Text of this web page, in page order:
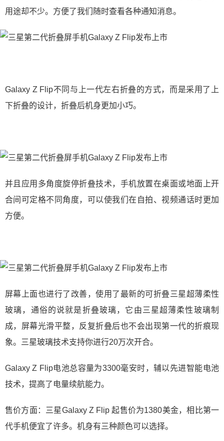
用途却不少。方便了我们随时查看各种通知消息。
Galaxy Z Flip不同与上一代左右折叠的方式，而是采用了上
下折叠的设计，折叠后机身更加小巧。
并且应用多角度旋停折叠技术，手机放置在桌面或地面上开
合间可定格不同角度，可以使我们在自拍、视频通话时更加
方便。
屏幕上面也进行了改善，使用了最新的可折叠三星超薄柔性
玻璃，通俗的说就是折叠玻璃，它由三星超薄柔性玻璃制
成，屏幕光滑平整，反复折叠后也不会出现第一代的折痕现
象。三星玻璃技术支持你进行20万次开合。
Galaxy Z Flip电池总容量为3300毫安时，辅以先进智能电池
技术，提高了电量续航能力。
售价方面：三星Galaxy Z Flip 起售价为1380美金，相比第一
代手机便宜了许多。机身有三种颜色可以选择。